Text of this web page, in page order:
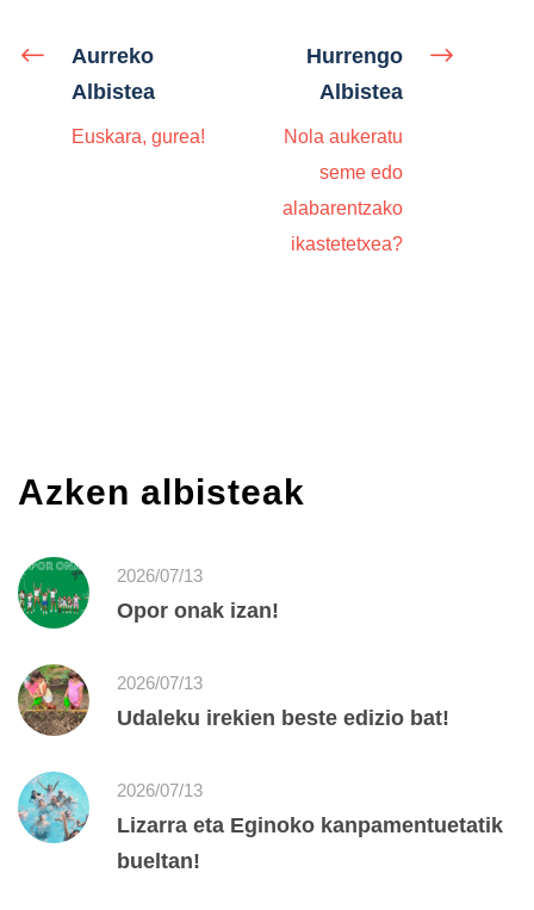
Aurreko
Albistea
Euskara, gurea!
Hurrengo
Albistea
Nola aukeratu
seme edo
alabarentzako
ikastetetxea?
Azken albisteak
2026/07/13
Opor onak izan!
2026/07/13
Udaleku irekien beste edizio bat!
2026/07/13
Lizarra eta Eginoko kanpamentuetatik
bueltan!